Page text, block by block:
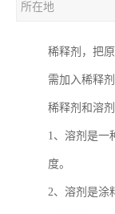
所在地
稀释剂，把
需加入稀释
稀释剂和溶
1、溶剂是一
度。
2、溶剂是涂